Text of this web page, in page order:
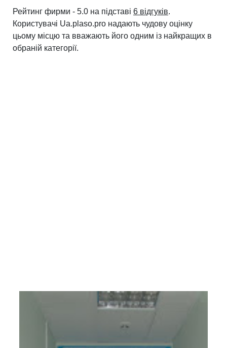
Рейтинг фирми - 5.0 на підставі 6 відгуків.
Користувачі Ua.plaso.pro надають чудову оцінку
цьому місцю та вважають його одним із найкращих в
обраній категорії.